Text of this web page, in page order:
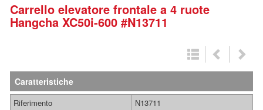
Carrello elevatore frontale a 4 ruote
Hangcha XC50i-600 #N13711
Caratteristiche
Riferimento
N13711